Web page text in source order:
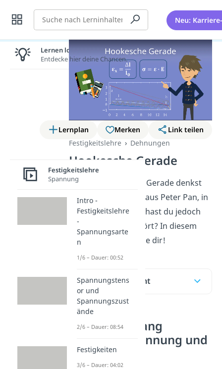
Suche Neu:
Lernplan Merken
Link teilen
Festigkeitslehre
Dehnungen
Hookesche Gerade
Bei der Hookeschen Gerade denkst
du an Captain Hook aus Peter Pan, in
der Festigkeitslehre hast du jedoch
noch nie davon gehört? In diesem
Video erklären wir sie dir!
Inhaltsübersicht
Zusammenhang
zwischen Spannung und
Dehnung
Lernen lohnt sich!
Entdecke hier deine Chancen.
Festigkeitslehre
Spannung
Intro -
Festigkeitslehre
-
Spannungsarte
n
1/6 – Dauer: 00:52
Spannungstens
or und
Spannungszust
ände
2/6 – Dauer: 08:54
Festigkeiten
3/6 – Dauer: 04:02